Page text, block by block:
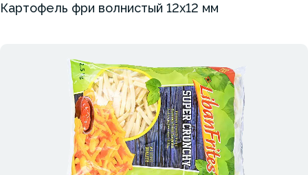
Картофель фри волнистый 12х12 мм